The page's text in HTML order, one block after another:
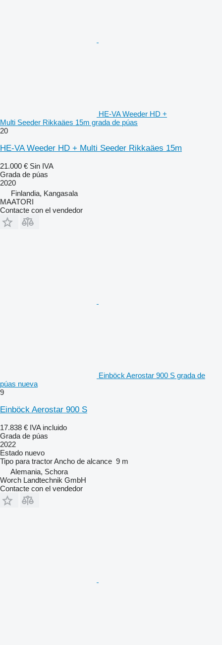
HE-VA Weeder HD +
Multi Seeder Rikkaäes 15m grada de púas
20
HE-VA Weeder HD + Multi Seeder Rikkaäes 15m
21.000 € Sin IVA
Grada de púas
2020
Finlandia, Kangasala
MAATORI
Contacte con el vendedor
Einböck Aerostar 900 S grada de
púas nueva
9
Einböck Aerostar 900 S
17.838 € IVA incluido
Grada de púas
2022
Estado nuevo
Tipo para tractorAncho de alcance 9 m
Alemania, Schora
Worch Landtechnik GmbH
Contacte con el vendedor